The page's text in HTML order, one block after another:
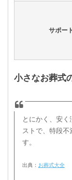
サポー
小さなお葬式
とにかく、安
ストで、特段
す。
出典： お葬式大全